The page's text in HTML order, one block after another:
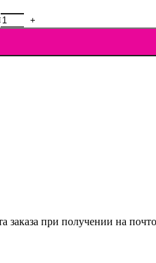
при получении на